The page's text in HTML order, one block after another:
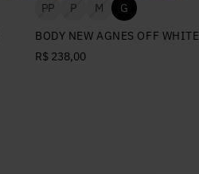
PP P M
G
BODY NEW AGNES OFF WHITE
R$ 238,00